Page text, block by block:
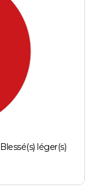
Blessé(s) léger(s)